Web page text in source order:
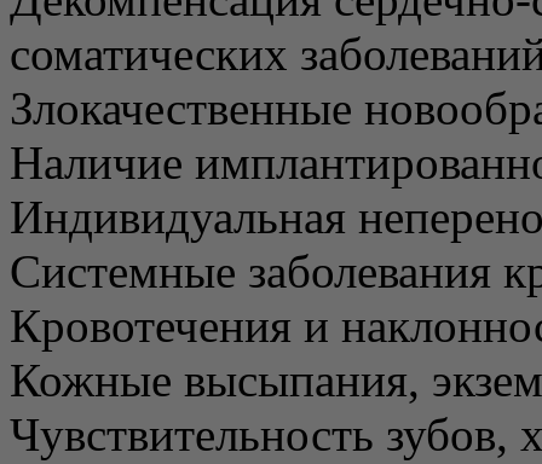
соматических
Злокачественные
Наличие
Индивидуальная
Системные заболевания
Кровотечения и
Кожные высыпания,
Чувствительность зубов,